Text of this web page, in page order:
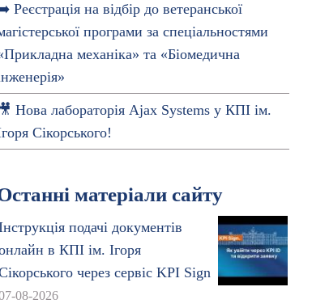
Реєстрація на відбір до ветеранської
програми за спеціальностями
механіка» та «Біомедична
Нова лабораторія Ajax Systems у КПІ ім.
Сікорського!
матеріали сайту
подачі документів
в КПІ ім. Ігоря
через сервіс KPI Sign
08-2026